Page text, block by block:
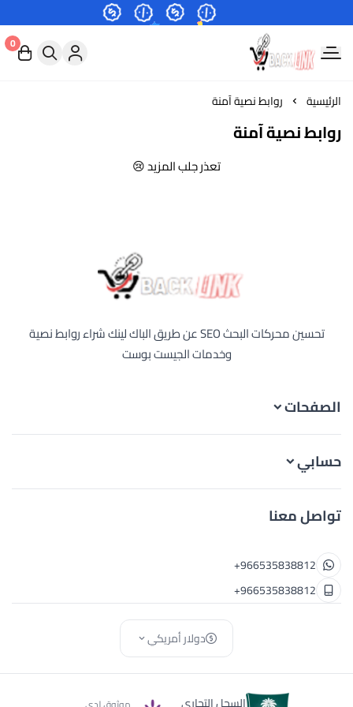
اعلانات الباك لينك-شراء روابط نصية
0
الرئيسية روابط نصية آمنة
روابط نصية آمنة
تعذر جلب المزيد 😢
تحسين محركات البحث SEO عن طريق الباك لينك شراء روابط نصية
وخدمات الجيست بوست
الصفحات
حسابي
تواصل معنا
+966535838812
+966535838812
دولار أمريكي
السجل التجاري